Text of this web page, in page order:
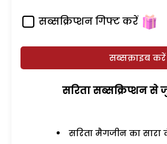
सब्सक्रिप्शन गिफ्ट करें
सब्सक्राइब करें
सरिता सब्सक्रिप्शन से
सरिता मैगजीन का सारा